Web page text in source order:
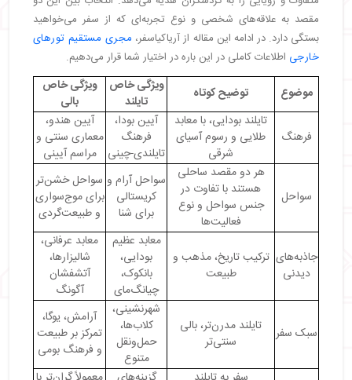
・ مقایسه آب‌وهوای تایلند و بالی در فصول مختلف سال
・ وسایل حمل‌ونقل در تایلند و بالی
・ مقایسه هتل‌های تایلند و بالی؛ کدام مقصد برای اقامت
بهتر است؟
・مقایسه مراکز خرید تایلند و بالی: بهترین مقاصد خرید
آسیایی
از تهران تا تایلند و بالی: راهنمای سفر به جنوب شرق
آسیا
・مقایسه زندگی شبانه در تایلند و بالی
مقایسه امنیت گردشگری در تایلند و بالی
・نتیجه‌گیری مقایسه تایلند و بالی برای سفر
سؤالات متداول
مقصد به علاقه‌های شخصی و نوع تجربه‌ای که از سفر می‌خواهید
بستگی دارد. در ادامه این مقاله از آریاکیاسفر، مجری مستقیم تورهای
خارجی اطلاعات کاملی در این باره در اختیار شما قرار می‌دهیم.
موضوع توضیح کوتاه
ویژگی خاص
تایلند
ویژگی خاص
بالی
فرهنگ
تایلند بودایی، با معابد
طلایی و رسوم آسیای
شرقی
آیین بودا،
فرهنگ
تایلندی-چینی
آیین هندو،
معماری سنتی و
مراسم آیینی
سواحل
هر دو مقصد ساحلی
هستند با تفاوت در
جنس سواحل و نوع
فعالیت‌ها
سواحل آرام و
کریستالی
برای شنا
سواحل خشن‌تر
برای موج‌سواری
و طبیعت‌گردی
جاذبه‌های
دیدنی
ترکیب تاریخ، مذهب و
طبیعت
معابد عظیم
بودایی،
بانکوک،
چیانگ‌مای
معابد عرفانی،
شالیزارها،
آتشفشان
آگونگ
سبک سفر
تایلند مدرن‌تر، بالی
سنتی‌تر
شهرنشینی،
کلاب‌ها،
حمل‌ونقل
متنوع
آرامش، یوگا،
تمرکز بر طبیعت
و فرهنگ بومی